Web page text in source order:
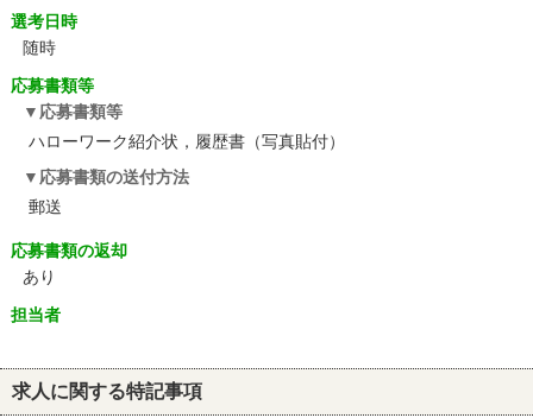
選考日時
随時
応募書類等
応募書類等
ハローワーク紹介状，履歴書（写真貼付）
応募書類の送付方法
郵送
応募書類の返却
あり
担当者
求人に関する特記事項